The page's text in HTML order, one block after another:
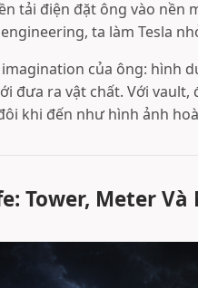
tải điện đặt ông vào nền
ta làm Tesla
của ông: hình
đưa ra vật chất. Với vault,
khi đến như hình ảnh
Tower, Meter Và